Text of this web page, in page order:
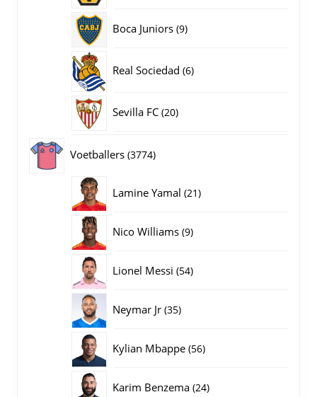
Boca Juniors 99
Real Sociedad 66
Sevilla FC 2020
Voetballers 37743774
Lamine Yamal 2121
Nico Williams 99
Lionel Messi 5454
Neymar Jr 3535
Kylian Mbappe 5656
Karim Benzema 2424